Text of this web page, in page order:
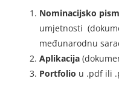
Nominacijsko
umjetnosti
međunarodnu
Aplikacija
Portfolio u .pdf ili